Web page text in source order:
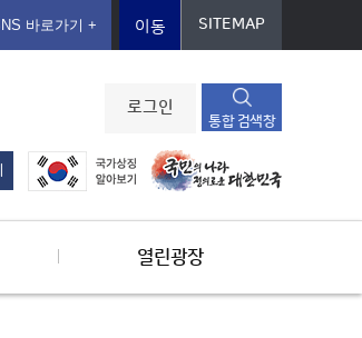
이동 SITEMAP
로그인
통합 검색창
열린광장